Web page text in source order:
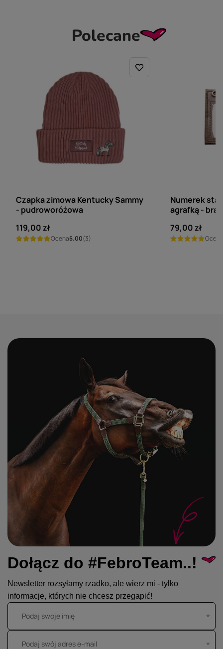
Polecane
Czapka zimowa Kentucky Sammy
- pudroworóżowa
119,00 zł
Ocena5.00(3)
Numerek
agrafką -
79,00 zł
Ocena
Dołącz do #FebroTeam..!
Newsletter rozsyłamy rzadko, ale wierz mi - tylko
informacje, których nie chcesz przegapić!
Podaj swoje imię
Podaj swój adres e-mail